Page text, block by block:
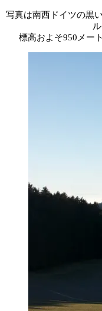
写真は南西ドイツの黒
標高およそ950メー